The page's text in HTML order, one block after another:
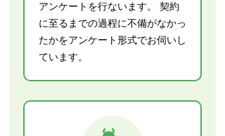
アンケートを行ないます。 契約
に至るまでの過程に不備がなかっ
たかをアンケート形式でお伺いし
ています。